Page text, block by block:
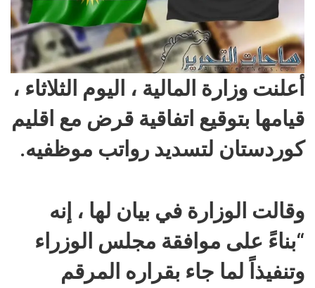
أعلنت وزارة المالية ، اليوم الثلاثاء ،
قيامها بتوقيع اتفاقية قرض مع اقليم
كوردستان لتسديد رواتب موظفيه.
‏وقالت الوزارة في بيان لها ، إنه
“بناءً على موافقة مجلس الوزراء
وتنفيذاً لما جاء بقراره المرقم